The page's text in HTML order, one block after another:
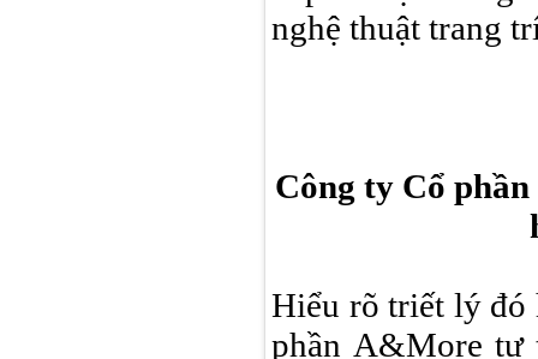
nghệ thuật trang
Công ty Cổ
Hiểu rõ triết lý đó
phần A&More tự